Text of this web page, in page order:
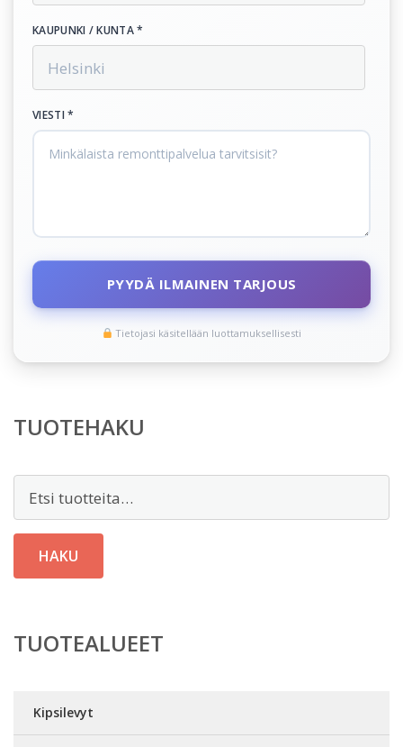
KAUPUNKI / KUNTA *
VIESTI *
PYYDÄ ILMAINEN TARJOUS
Tietojasi käsitellään luottamuksellisesti
TUOTEHAKU
HAKU
TUOTEALUEET
Kipsilevyt